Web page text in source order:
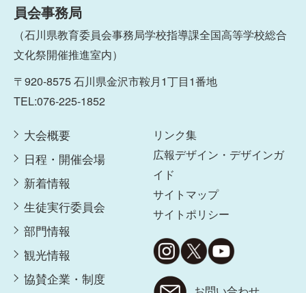
員会事務局
（石川県教育委員会事務局学校指導課全国高等学校総合
文化祭開催推進室内）
〒920-8575 石川県金沢市鞍月1丁目1番地
TEL:076-225-1852
大会概要
日程・開催会場
新着情報
生徒実行委員会
部門情報
観光情報
協賛企業・制度
リンク集
広報デザイン・デザインガ
イド
サイトマップ
サイトポリシー